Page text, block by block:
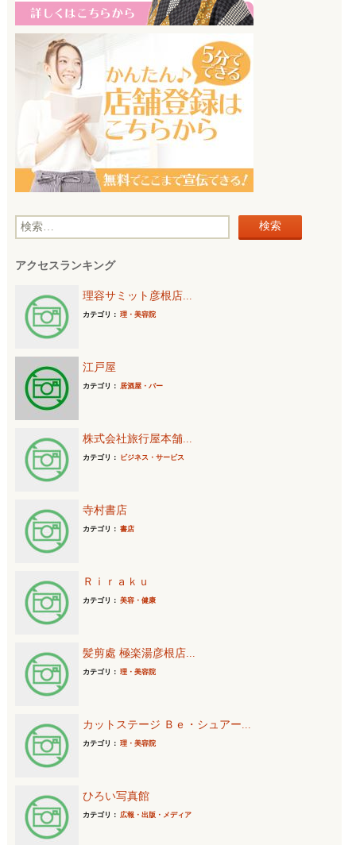
検
:アクセスランキング
理容サミット彦根店...
カテゴリ： 理・美容院
江戸屋
カテゴリ： 居酒屋・バー
株式会社旅行屋本舗...
カテゴリ： ビジネス・サービス
寺村書店
カテゴリ： 書店
Ｒｉｒａｋｕ
カテゴリ： 美容・健康
髪剪處 極楽湯彦根店...
カテゴリ： 理・美容院
カットステージ Ｂｅ・シュアー...
カテゴリ： 理・美容院
ひろい写真館
カテゴリ： 広報・出版・メディア